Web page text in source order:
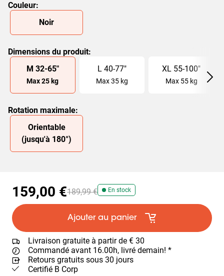
Couleur:
Slide 1 of 1
Noir
Dimensions du produit:
Slide 1 of 3
M 32-65"
Max 25 kg
L 40-77"
Max35 kg
XL 55-100"
Max 55 kg
Rotation maximale:
Slide 1 of 1
Orientable
(jusqu'à 180°)
En stock
159,00 €189,99 €
Ajouter au panier
Livraison gratuite à partir de € 30
Commandé avant 16.00h, livré demain! *
Retours gratuits sous 30 jours
Certifié B Corp